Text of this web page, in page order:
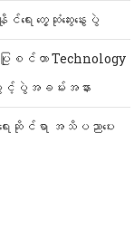
ေး တွေ့ဆုံဆွေးနွေးပွဲ
င်တာ Technology
င့်ပွဲအခမ်းအနား
ဆိုင်ရာ အသိပညာပေး